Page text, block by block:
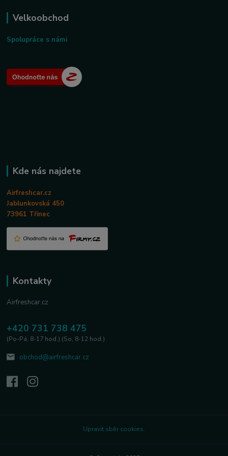
Velkoobchod
Spolupráce s námi
Kde nás najdete
Airfreshcar.cz
Jablunkovská 450
73961 Třinec
Kontakty
Airfreshcar.cz
+420 731 738 475
(Po-Pá, 8-17 hod.) (So, 8-12 hod.)
obchod@airfreshcar.cz
Upravit sběr cookies.